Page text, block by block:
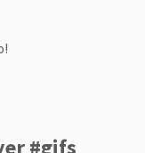
#gifs